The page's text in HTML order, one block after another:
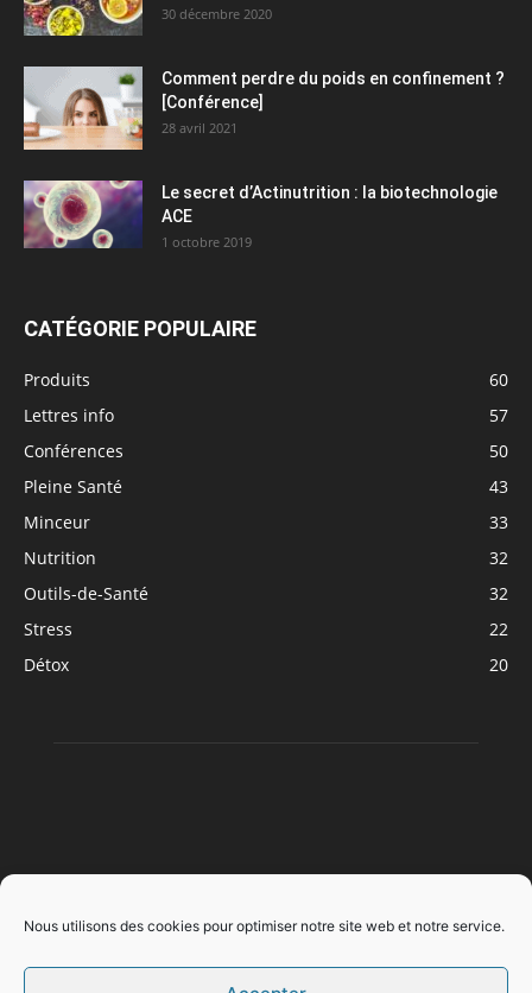
Nous utilisons des cookies pour optimiser notre site web et notre service.
30 décembre 2020
Comment perdre du poids en confinement ?
[Conférence]
28 avril 2021
Le secret d’Actinutrition : la biotechnologie
ACE
1 octobre 2019
CATÉGORIE POPULAIRE
Produits
60
Lettres info
57
Conférences
50
Pleine Santé
43
Minceur
33
Nutrition
32
Outils-de-Santé
32
Stress
22
Détox
20